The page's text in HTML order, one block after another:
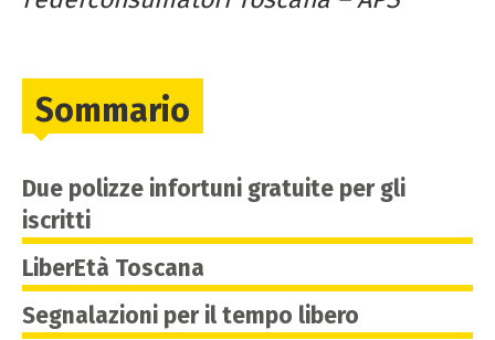
Sommario
Due polizze infortuni gratuite per gli
iscritti
LiberEtà Toscana
Segnalazioni per il tempo libero